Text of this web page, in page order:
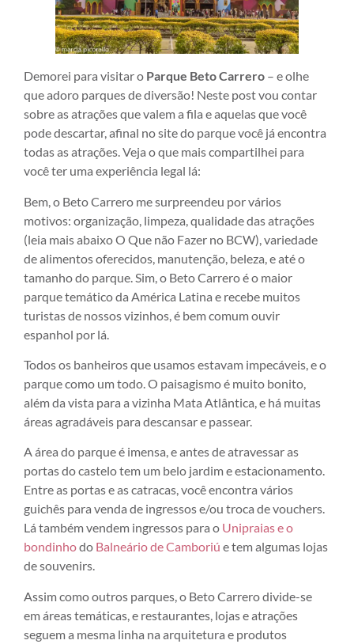
Demorei para visitar o Parque Beto Carrero – e olhe
que adoro parques de diversão! Neste post vou contar
sobre as atrações que valem a fila e aquelas que você
pode descartar, afinal no site do parque você já encontra
todas as atrações. Veja o que mais compartilhei para
você ter uma experiência legal lá:
Bem, o Beto Carrero me surpreendeu por vários
motivos: organização, limpeza, qualidade das atrações
(leia mais abaixo O Que não Fazer no BCW), variedade
de alimentos oferecidos, manutenção, beleza, e até o
tamanho do parque. Sim, o Beto Carrero é o maior
parque temático da América Latina e recebe muitos
turistas de nossos vizinhos, é bem comum ouvir
espanhol por lá.
Todos os banheiros que usamos estavam impecáveis, e o
parque como um todo. O paisagismo é muito bonito,
além da vista para a vizinha Mata Atlântica, e há muitas
áreas agradáveis para descansar e passear.
A área do parque é imensa, e antes de atravessar as
portas do castelo tem um belo jardim e estacionamento.
Entre as portas e as catracas, você encontra vários
guichês para venda de ingressos e/ou troca de vouchers.
Lá também vendem ingressos para o Unipraias e o
bondinhodo Balneário de Camboriú e tem algumas lojas
de souvenirs.
Assim como outros parques, o Beto Carrero divide-se
em áreas temáticas, e restaurantes, lojas e atrações
seguem a mesma linha na arquitetura e produtos